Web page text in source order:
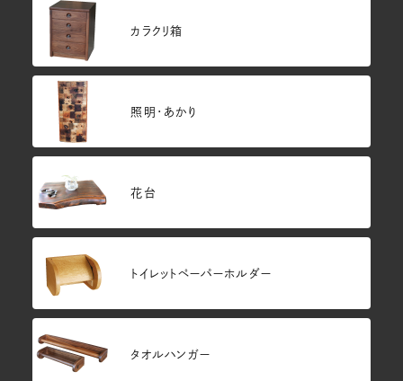
カラクリ箱
照明・あかり
花台
トイレットペーパーホルダー
タオルハンガー